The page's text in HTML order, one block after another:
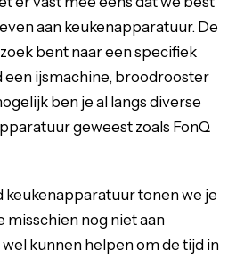
aan keukenapparatuur. De
bent naar een specifiek
ijsmachine, broodrooster
ben je al langs diverse
geweest zoals FonQ
keukenapparatuur tonen we je
misschien nog niet aan
kunnen helpen om de tijd in